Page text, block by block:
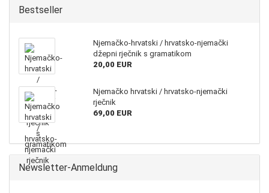
Bestseller
Njemačko-hrvatski / hrvatsko-njemački
džepni rječnik s gramatikom
20,00 EUR
Njemačko hrvatski / hrvatsko-njemački
rječnik
69,00 EUR
Newsletter-Anmeldung